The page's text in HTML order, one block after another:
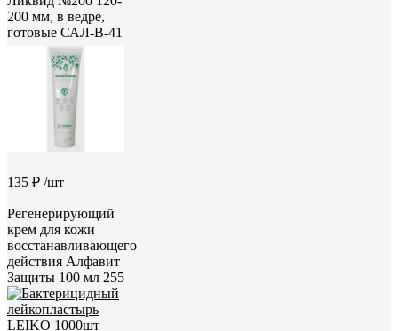
200 мм, в ведре,
готовые САЛ-В-41
135 ₽ /шт
Регенерирующий
крем для кожи
восстанавливающего
действия Алфавит
Защиты 100 мл 255